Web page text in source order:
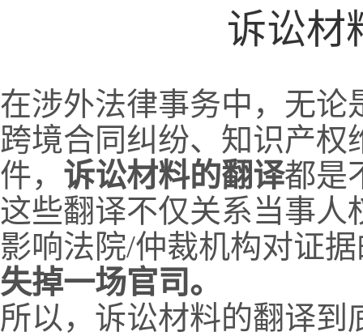
诉讼材
在涉外法律事务中，无论
跨境合同纠纷、知识产
件， 诉讼材料的翻译都是
这些翻译不仅关系当事
影响法院/仲裁机构对证
失掉一场官司。
所以，诉讼材料的翻译